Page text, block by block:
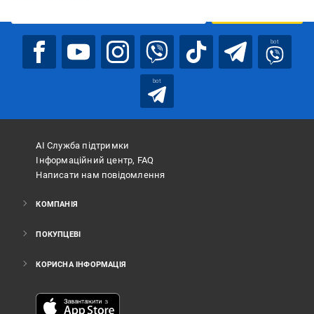
bot
bot
АІ Служба підтримки
Інформаційний центр, FAQ
Написати нам повідомлення
КОМПАНІЯ
ПОКУПЦЕВІ
КОРИСНА ІНФОРМАЦІЯ